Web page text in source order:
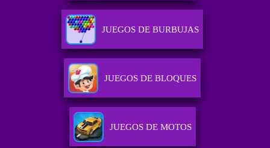
JUEGOS DE BURBUJAS
JUEGOS DE BLOQUES
JUEGOS DE MOTOS